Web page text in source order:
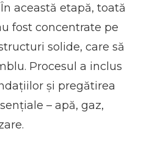
această etapă, toată
fost concentrate pe
solide, care să
Procesul a inclus
și pregătirea
– apă, gaz,